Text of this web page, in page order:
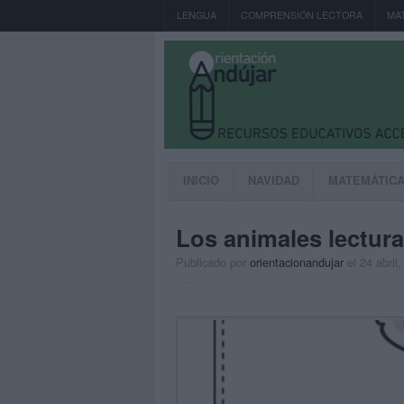
LENGUA COMPRENSIÓN LECTORA
INICIO NAVIDAD
Los animales
Publicado por orientacionandujar el 24 abril,